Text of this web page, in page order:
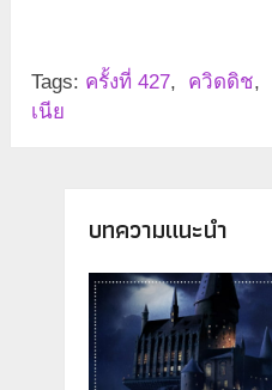
Tags: ครั้งที่ 427, ควิดดิช,
เนีย
บทความแนะนำ